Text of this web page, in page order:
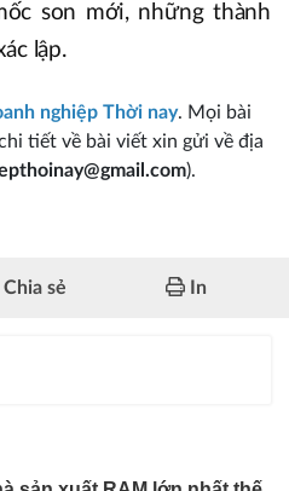
son mới, những thành
lập.
nghiệp Thời nay. Mọi bài
tiết về bài viết xin gửi về địa
).
Chia sẻ In